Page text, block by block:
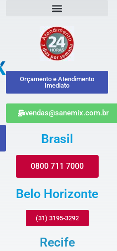
Orçamento e Atendimento
Imediato
vendas@sanemix.com.br
Brasil
0800 711 7000
Belo Horizonte
(31) 3195-3292
Recife